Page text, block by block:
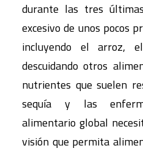
durante las tres
excesivo de unos pocos
incluyendo el
descuidando otros
nutrientes que suelen
sequía y las
alimentario global
visión que permita